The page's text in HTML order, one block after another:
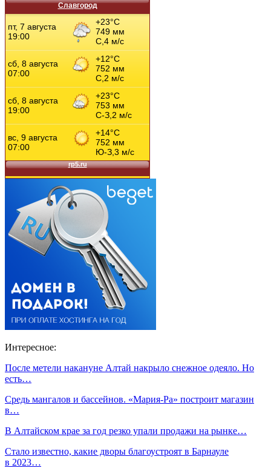
Славгород
Интересное:
После метели накануне Алтай накрыло снежное одеяло. Но
есть…
Средь мангалов и бассейнов. «Мария-Ра» построит магазин
в…
В Алтайском крае за год резко упали продажи на рынке…
Стало известно, какие дворы благоустроят в Барнауле
в 2023…